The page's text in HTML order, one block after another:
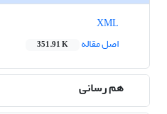
اصل مقاله
351.91 K
هم رسانی